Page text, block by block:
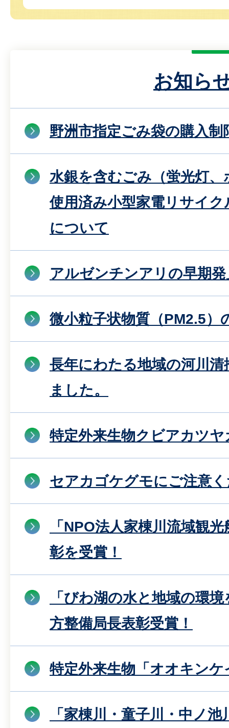
お知ら
野洲市指定ごみ袋の購入
水銀を含むごみ（蛍光灯
使用済み小型家電リサイ
について
アルゼンチンアリの早期
微小粒子状物質（PM2.5）
長年にわたる地域の河川
ました。
特定外来生物クビアカツ
セアカゴケグモにご注意
「NPO法人家棟川流域観
彰を受賞！
「びわ湖の水と地域の環
方整備局長表彰受賞！
特定外来生物「オオキン
「家棟川・童子川・中ノ